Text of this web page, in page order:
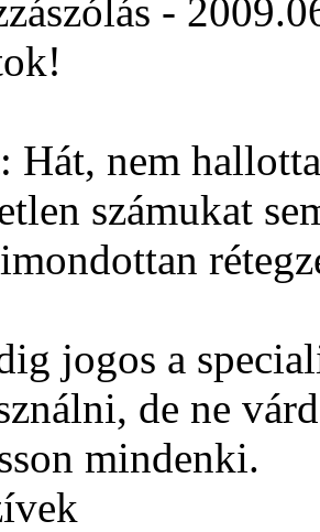
-
Hát, nem
számukat
jogos a
de ne
mindenki.